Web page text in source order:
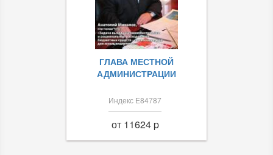
ГЛАВА МЕСТНОЙ
АДМИНИСТРАЦИИ
Индекс Е84787
от 11624 p